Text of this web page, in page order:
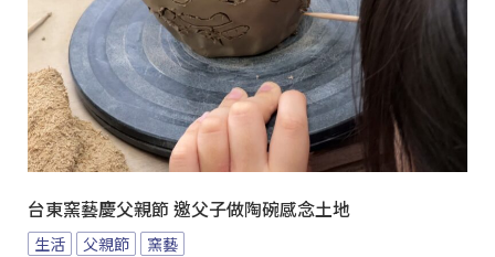
台東窯藝慶父親節 邀父子做陶碗感念土地
生活 父親節 窯藝